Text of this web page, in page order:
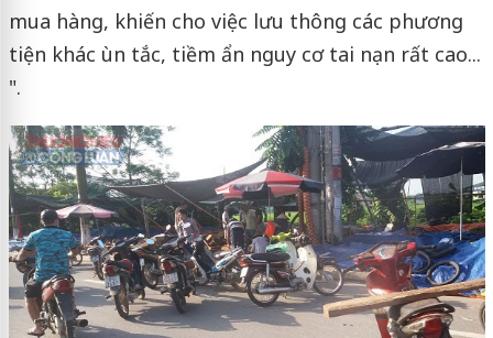
mua hàng, khiến cho việc lưu thông các phương
tiện khác ùn tắc, tiềm ẩn nguy cơ tai nạn rất cao...
".